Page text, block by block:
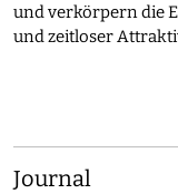
und verkörpern die
und zeitloser
Journal